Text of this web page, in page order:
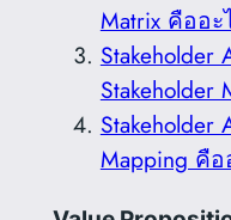
Matrix คืออะ
Stakeholder
Stakeholder
Stakeholder
Mapping คือ